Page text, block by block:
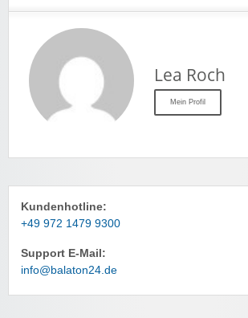
Lea Roch
Mein Profil
Kundenhotline:
+49 972 1479 9300
Support E-Mail:
info@balaton24.de